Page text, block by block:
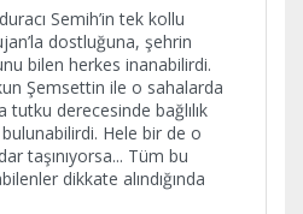
Semih’in tek kollu
dostluğuna, şehrin
bilen herkes inanabilirdi.
Şemsettin ile o sahalarda
derecesinde bağlılık
Hele bir de o
taşınıyorsa... Tüm bu
dikkate alındığında